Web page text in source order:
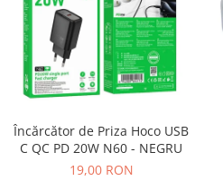
Huse IPHONE
Huse LG
Huse MOTOROLA
Huse OPPO
Huse REALME
Huse SAMSUNG
Încărcător de Priza Hoco USB
C QC PD 20W N60 - NEGRU
19,00 RON